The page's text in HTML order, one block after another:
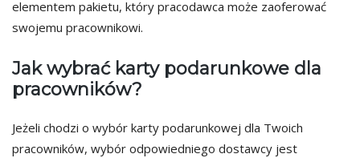
elementem pakietu, który pracodawca może zaoferować
swojemu pracownikowi.
Jak wybrać karty podarunkowe dla
pracowników?
Jeżeli chodzi o wybór karty podarunkowej dla Twoich
pracowników, wybór odpowiedniego dostawcy jest